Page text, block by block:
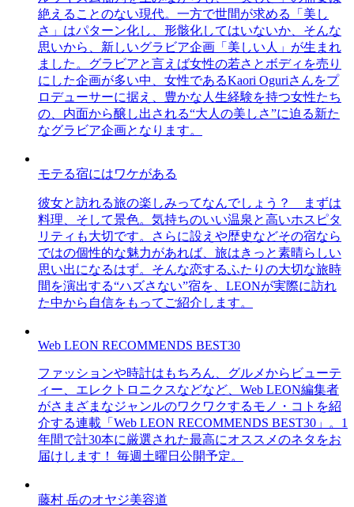
絶えることのない現代。一方で世間が求める「美し
さ」はパターン化し、形骸化してはいないか、そんな
思いから、新しいグラビア企画「美しい人」が生まれ
ました。グラビアと言えば女性の若さとボディを売り
にした企画が多い中、女性であるKaori Oguriさんをプ
ロデューサーに据え、豊かな人生経験を持つ女性たち
の、内面から醸し出される“大人の美しさ”に迫る新た
なグラビア企画となります。
モテる宿にはワケがある
彼女と訪れる旅の楽しみってなんでしょう？ まずは
料理、そして景色。気持ちのいい温泉と高いホスピタ
リティも大切です。さらに設えや歴史などその宿なら
ではの個性的な魅力があれば、旅はきっと素晴らしい
思い出になるはず。そんな恋するふたりの大切な旅時
間を演出する“ハズさない”宿を、LEONが実際に訪れ
た中から自信をもってご紹介します。
Web LEON RECOMMENDS BEST30
ファッションや時計はもちろん、グルメからビューテ
ィー、エレクトロニクスなどなど、Web LEON編集者
がさまざまなジャンルのワクワクするモノ・コトを紹
介する連載「Web LEON RECOMMENDS BEST30」。1
年間で計30本に厳選された最高にオススメのネタをお
届けします！ 毎週土曜日公開予定。
藤村 岳のオヤジ美容道